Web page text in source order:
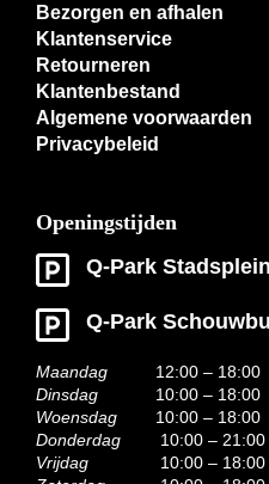
Bezorgen en afhalen
Klantenservice
Retourneren
Klantenbestand
Algemene voorwaarden
Privacybeleid
Openingstijden
Q-Park Stadsplein
Q-Park
Maandag
12:00 – 18:00
Dinsdag
10:00 – 18:00
Woensdag
10:00 – 18:00
Donderdag
10:00 – 21:00
Vrijdag
10:00 – 18:00